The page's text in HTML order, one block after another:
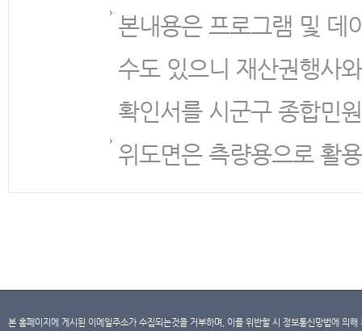
본내용은 프로그램 및 데
수도 있으니 재산권행사
확인서를 시군구 종합민
위도면은 측량용으로 활
본 홈페이지에 게시된 이메일주소가 수집되는것을 거부하며, 이를 위반할 시 정보통신망법에 의